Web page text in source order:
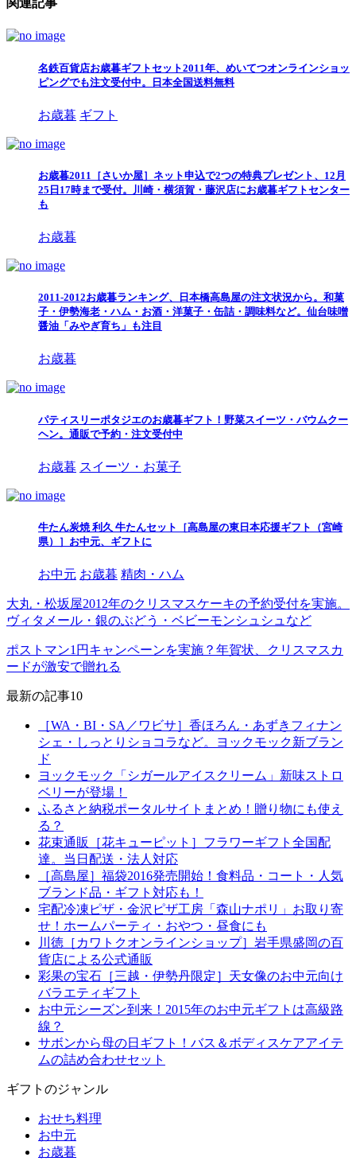
関連記事
名鉄百貨店お歳暮ギフトセット2011年、めいてつオンラインショッ
ピングでも注文受付中。日本全国送料無料
お歳暮 ギフト
お歳暮2011［さいか屋］ネット申込で2つの特典プレゼント、12月
25日17時まで受付。川崎・横須賀・藤沢店にお歳暮ギフトセンター
も
お歳暮
2011-2012お歳暮ランキング、日本橋高島屋の注文状況から。和菓
子・伊勢海老・ハム・お酒・洋菓子・缶詰・調味料など。仙台味噌
醤油「みやぎ育ち」も注目
お歳暮
パティスリーポタジエのお歳暮ギフト！野菜スイーツ・バウムクー
ヘン。通販で予約・注文受付中
お歳暮 スイーツ・お菓子
牛たん炭焼 利久 牛たんセット［高島屋の東日本応援ギフト（宮崎
県）］お中元、ギフトに
お中元 お歳暮 精肉・ハム
大丸・松坂屋2012年のクリスマスケーキの予約受付を実施。
ヴィタメール・銀のぶどう・ベビーモンシュシュなど
ポストマン1円キャンペーンを実施？年賀状、クリスマスカ
ードが激安で贈れる
最新の記事10
［WA・BI・SA／ワビサ］香ほろん・あずきフィナン
シェ・しっとりショコラなど。ヨックモック新ブラン
ド
ヨックモック「シガールアイスクリーム」新味ストロ
ベリーが登場！
ふるさと納税ポータルサイトまとめ！贈り物にも使え
る？
花束通販［花キューピット］フラワーギフト全国配
達。当日配送・法人対応
［高島屋］福袋2016発売開始！食料品・コート・人気
ブランド品・ギフト対応も！
宅配冷凍ピザ・金沢ピザ工房「森山ナポリ」お取り寄
せ！ホームパーティ・おやつ・昼食にも
川徳［カワトクオンラインショップ］岩手県盛岡の百
貨店による公式通販
彩果の宝石［三越・伊勢丹限定］天女像のお中元向け
バラエティギフト
お中元シーズン到来！2015年のお中元ギフトは高級路
線？
サボンから母の日ギフト！バス＆ボディスケアアイテ
ムの詰め合わせセット
ギフトのジャンル
おせち料理
お中元
お歳暮